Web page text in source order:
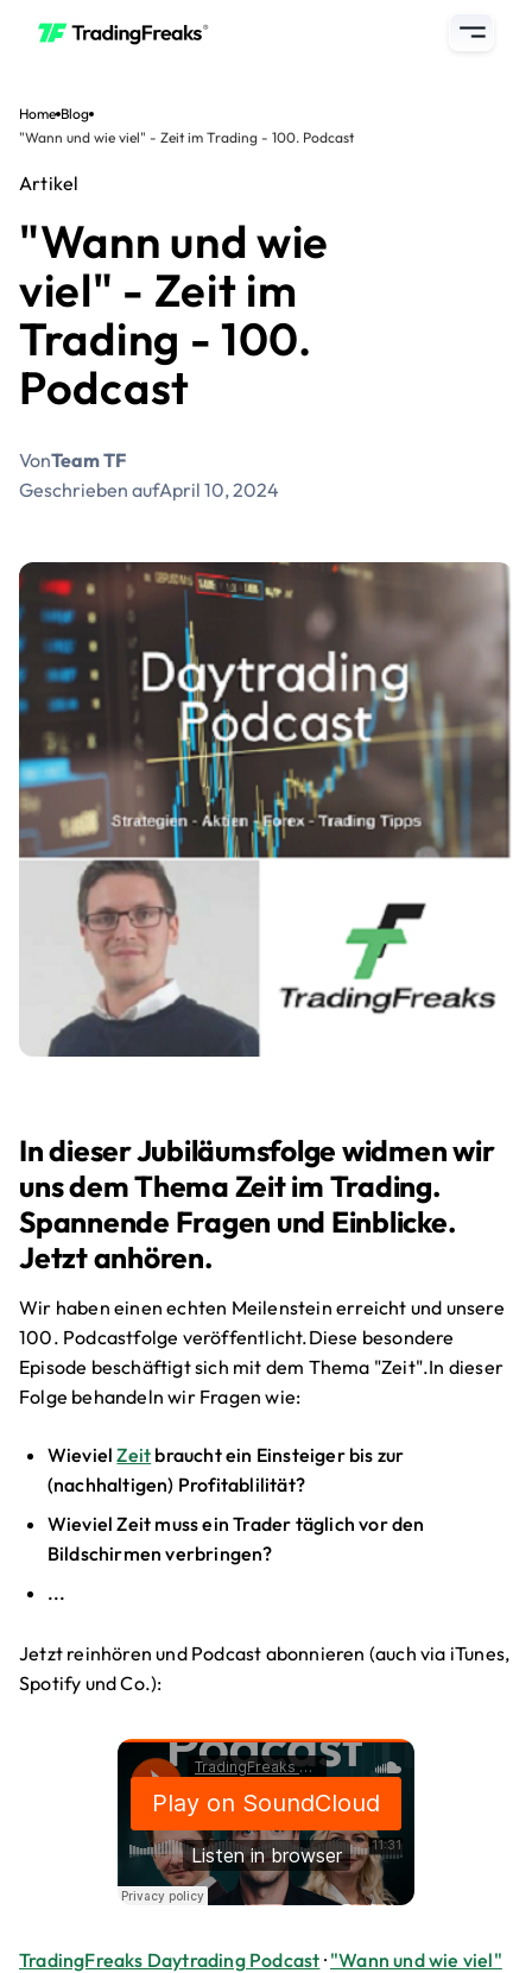
Home Blog
"Wann und wie viel" - Zeit im Trading - 100. Podcast
Artikel
"Wann und wie
viel" - Zeit im
Trading - 100.
Podcast
VonTeam TF
Geschrieben aufApril 10, 2024
In dieser Jubiläumsfolge widmen wir
uns dem Thema Zeit im Trading.
Spannende Fragen und Einblicke.
Jetzt anhören.
Wir haben einen echten Meilenstein erreicht und unsere
100. Podcastfolge veröffentlicht.Diese besondere
Episode beschäftigt sich mit dem Thema "Zeit".In dieser
Folge behandeln wir Fragen wie:
WievielZeit braucht ein Einsteiger bis zur
(nachhaltigen) Profitablilität?
Wieviel Zeit muss ein Trader täglich vor den
Bildschirmen verbringen?
...
Jetzt reinhören und Podcast abonnieren (auch via iTunes,
Spotify und Co.):
TradingFreaks Daytrading Podcast · "Wann und wie viel"